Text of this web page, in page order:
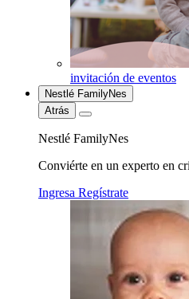
invitación de eventos
Nestlé FamilyNes
Atrás
Nestlé FamilyNes
Conviérte en un experto en
Ingresa Regístrate